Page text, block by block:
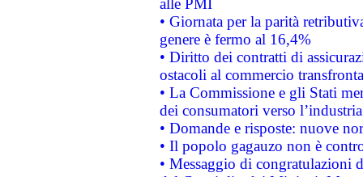
alle PMI
• Giornata per la parità
genere è fermo al 16,4%
• Diritto dei contratti di
ostacoli al commercio
• La Commissione e gli Stati
dei consumatori verso
• Domande e risposte: nuove
• Il popolo gagauzo non è
• Messaggio di congratulazioni